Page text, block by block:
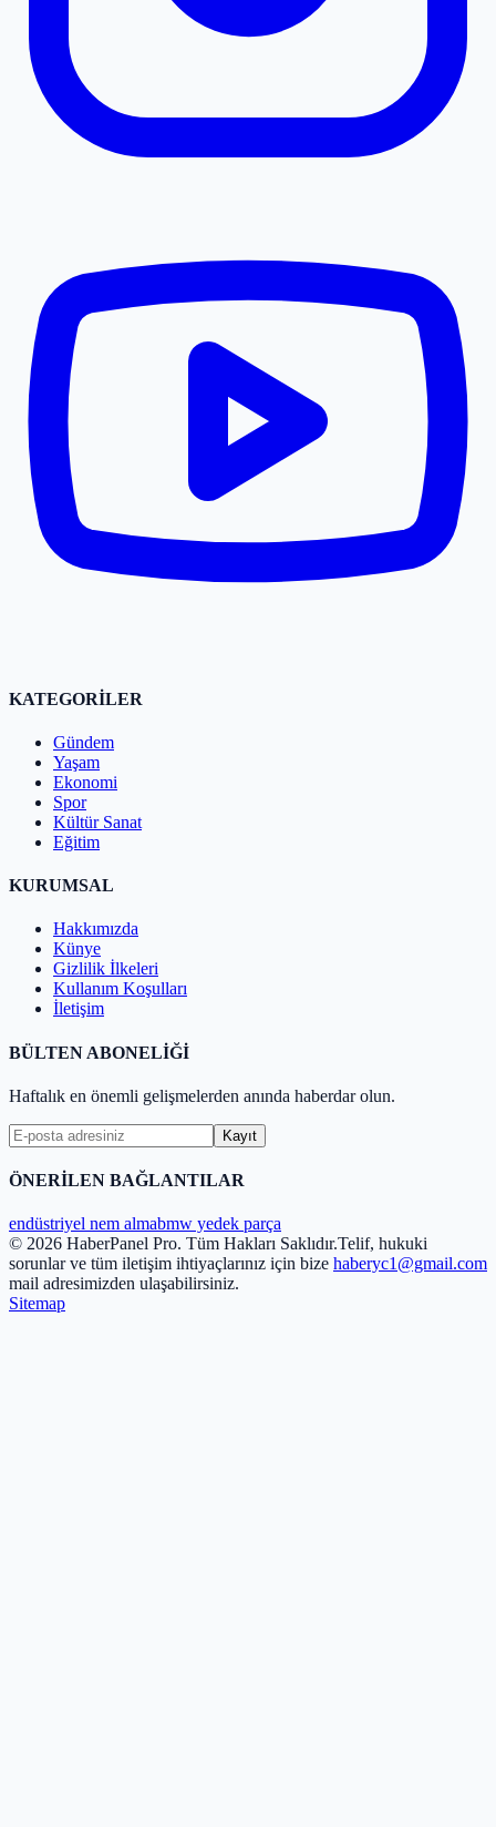
KATEGORİLER
Gündem
Yaşam
Ekonomi
Spor
Kültür Sanat
Eğitim
KURUMSAL
Hakkımızda
Künye
Gizlilik İlkeleri
Kullanım Koşulları
İletişim
BÜLTEN ABONELİĞİ
Haftalık en önemli gelişmelerden anında haberdar olun.
Kayıt
ÖNERİLEN BAĞLANTILAR
endüstriyel nem almabmw yedek parça
© 2026 HaberPanel Pro. Tüm Hakları Saklıdır.Telif, hukuki
sorunlar ve tüm iletişim ihtiyaçlarınız için bize haberyc1@gmail.com
mail adresimizden ulaşabilirsiniz.
Sitemap